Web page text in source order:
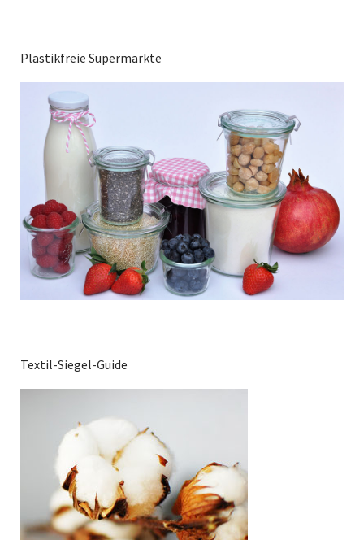
Plastikfreie Supermärkte
Textil-Siegel-Guide